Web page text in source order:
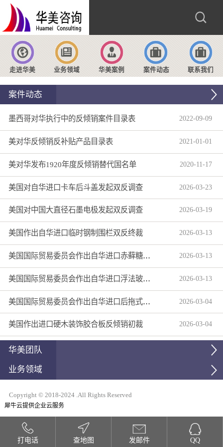
走进华美 业务领域 华美案例 案件动态 联系我们
案件动态
墨西哥对华执行中的反倾销案件目录表 2022-09-09
美对华反倾销反补贴产品目录表 2021 -01 -01
美对华发布1920年度反倾销替代国名单 2020-11 -17
美国对自华进口卡车后斗盖发起双反调查 2026-03-23
美国对中国大直径石墨电极发起双反调查 2026-03-19
美国作出自华进口临时钢制围栏双反终裁 2026-03-13
美国国际贸易委员会作出自华进口赤藓糖醇双反产业损害终裁 2026-03-13
美国国际贸易委员会作出自华进口浮法玻璃制品双反产业损害终裁 2026-03-13
美国国际贸易委员会作出自华进口后拖式草地维护设备及相关零部件第三次反倾销日落复审产业损害终裁 2026-03-04
美国作出进口硬木装饰胶合板反倾销初裁 2026-03-04
华美团队
业务领域
Copyright © 2018-2024 .All Rights Reserved
犀牛云提供企业云服务
打电话 查地图 发邮件 QQ